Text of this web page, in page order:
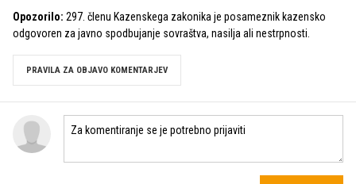
Opozorilo: 297. členu Kazenskega zakonika je posameznik kazensko
odgovoren za javno spodbujanje sovraštva, nasilja ali nestrpnosti.
PRAVILA ZA OBJAVO KOMENTARJEV